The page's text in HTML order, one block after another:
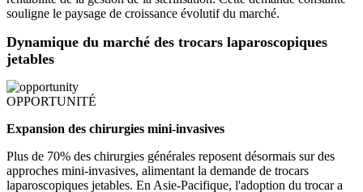
souligne le paysage de croissance évolutif du marché.
Dynamique du marché des trocars laparoscopiques
jetables
OPPORTUNITÉ
Expansion des chirurgies mini-invasives
Plus de 70% des chirurgies générales reposent désormais sur des
approches mini-invasives, alimentant la demande de trocars
laparoscopiques jetables. En Asie-Pacifique, l'adoption du trocar a